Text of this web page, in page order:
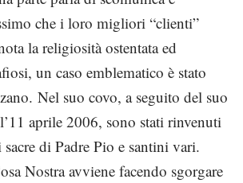
che i loro migliori “clienti”
la religiosità ostentata ed
un caso emblematico è stato
Nel suo covo, a seguito del suo
aprile 2006, sono stati rinvenuti
di Padre Pio e santini vari.
Nostra avviene facendo sgorgare